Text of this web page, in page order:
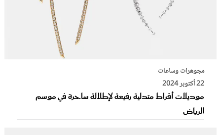
مجوهرات وساعات
22 أكتوبر 2024
موديلات أقراط متدلية رفيعة لإطلالة ساحرة في موسم
الرياض